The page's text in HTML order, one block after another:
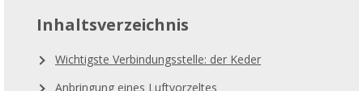
Inhaltsverzeichnis
Wichtigste Verbindungsstelle: der Keder
Anbringung eines Luftvorzeltes